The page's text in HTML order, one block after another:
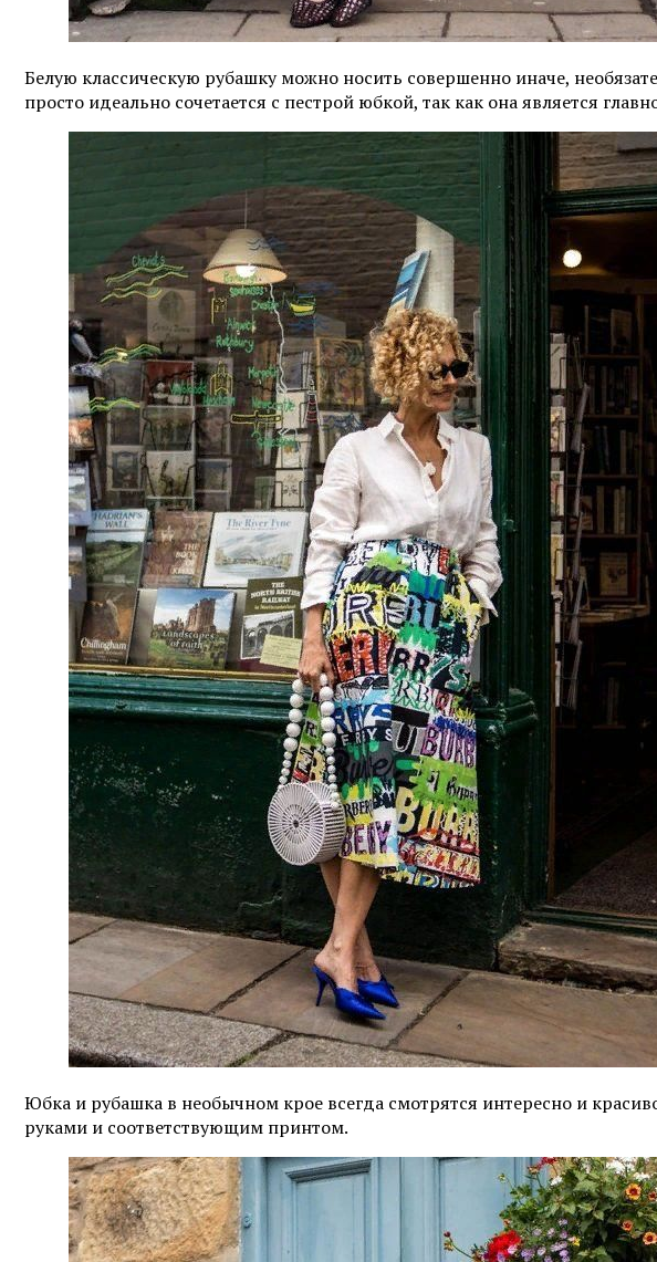
Белую классическую рубашку можно носить совершенно иначе,
просто идеально сочетается с пестрой юбкой, так как она является
Юбка и рубашка в необычном крое всегда смотрятся интересно и
руками и соответствующим принтом.